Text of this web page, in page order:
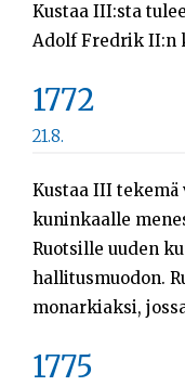
Kustaa III:sta
Adolf Fredrik II:n
1772
21.8.
Kustaa III tekemä
kuninkaalle
Ruotsille uuden
hallitusmuodon.
monarkiaksi,
1775